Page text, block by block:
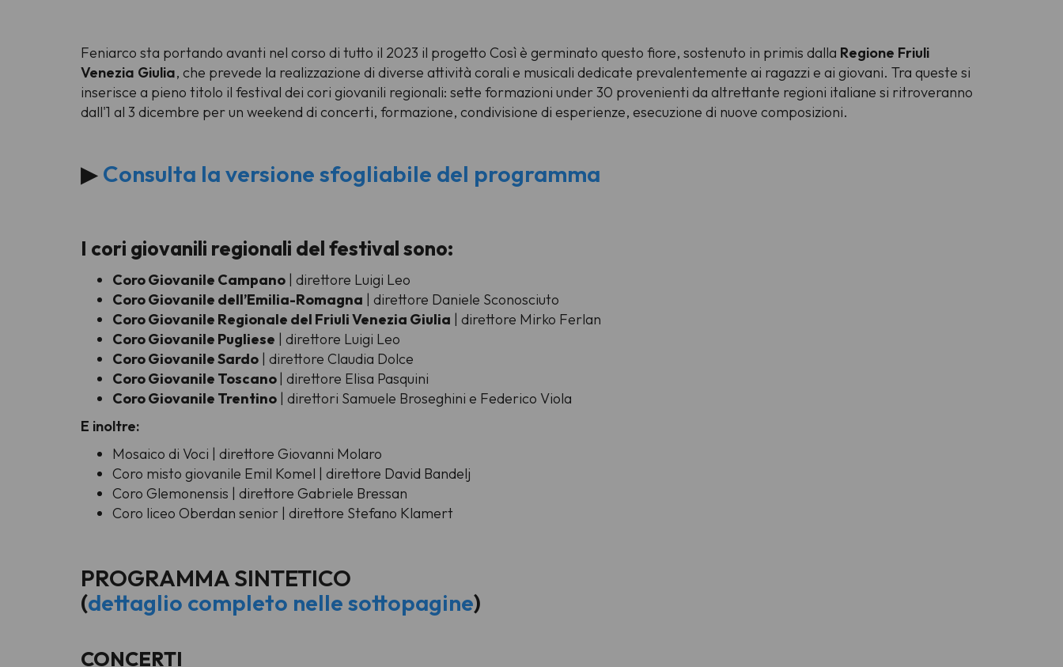
Feniarco sta portando avanti nel corso di tutto il 2023 il progetto Così è germinato questo fiore, sostenuto in primis dalla Regione Friuli
Venezia Giulia, che prevede la realizzazione di diverse attività corali e musicali dedicate prevalentemente ai ragazzi e ai giovani. Tra queste si
inserisce a pieno titolo il festival dei cori giovanili regionali: sette formazioni under 30 provenienti da altrettante regioni italiane si ritroveranno
dall'1 al 3 dicembre per un weekend di concerti, formazione, condivisione di esperienze, esecuzione di nuove composizioni.
▶Consulta la versione sfogliabile del programma
I cori giovanili regionali del festival sono:
Coro Giovanile Campano | direttore Luigi Leo
Coro Giovanile dell’Emilia-Romagna | direttore Daniele Sconosciuto
Coro Giovanile Regionale del Friuli Venezia Giulia | direttore Mirko Ferlan
Coro Giovanile Pugliese | direttore Luigi Leo
Coro Giovanile Sardo | direttore Claudia Dolce
Coro Giovanile Toscano | direttore Elisa Pasquini
Coro Giovanile Trentino | direttori Samuele Broseghini e Federico Viola
E inoltre:
Mosaico di Voci | direttore Giovanni Molaro
Coro misto giovanile Emil Komel | direttore David Bandelj
Coro Glemonensis | direttore Gabriele Bressan
Coro liceo Oberdan senior | direttore Stefano Klamert
PROGRAMMA SINTETICO
(dettaglio completo nelle sottopagine)
CONCERTI